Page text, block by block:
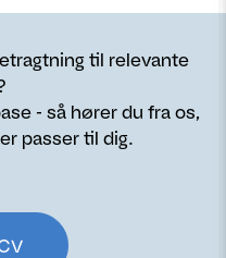
til relevante
- så hører du fra os,
passer til dig.